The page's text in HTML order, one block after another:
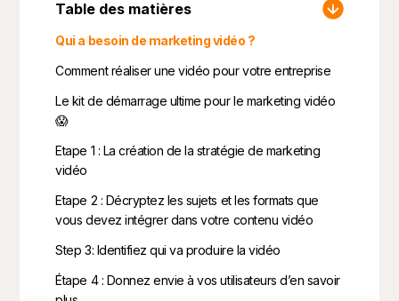
Table des matières
Qui a besoin de marketing vidéo ?
Comment réaliser une vidéo pour votre entreprise
Le kit de démarrage ultime pour le marketing vidéo
😱
Etape 1 : La création de la stratégie de marketing
vidéo
Etape 2 : Décryptez les sujets et les formats que
vous devez intégrer dans votre contenu vidéo
Step 3: Identifiez qui va produire la vidéo
Étape 4 : Donnez envie à vos utilisateurs d’en savoir